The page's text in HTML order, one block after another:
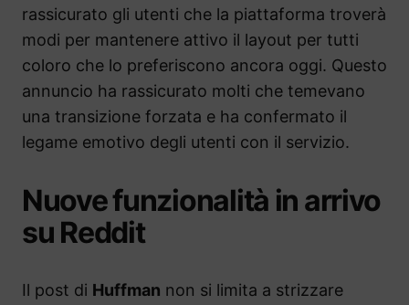
rassicurato gli utenti che la piattaforma troverà
modi per mantenere attivo il layout per tutti
coloro che lo preferiscono ancora oggi. Questo
annuncio ha rassicurato molti che temevano
una transizione forzata e ha confermato il
legame emotivo degli utenti con il servizio.
Nuove funzionalità in arrivo
su Reddit
Il post di Huffman non si limita a strizzare